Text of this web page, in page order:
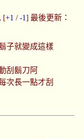
[+1 /-1] 最後更新：
子就變成這樣
刮鬍刀阿
次長一點才刮